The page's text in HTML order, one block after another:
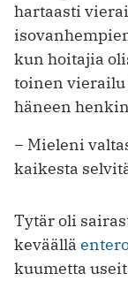
hartaasti
kun hoitajia
toinen
häneen
− Mieleni
kaikesta
Tytär oli
keväällä
kuumetta